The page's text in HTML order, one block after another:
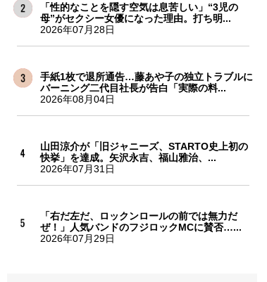
「性的なことを隠す空気は息苦しい」“3児の
母”がセクシー女優になった理由。打ち明...
2026年07月28日
手紙1枚で退所通告…藤あや子の独立トラブルに
バーニング二代目社長が告白「実際の料...
2026年08月04日
山田涼介が「旧ジャニーズ、STARTO史上初の
快挙」を達成。矢沢永吉、福山雅治、...
2026年07月31日
「右だ左だ、ロックンロールの前では無力だ
ぜ！」人気バンドのフジロックMCに賛否…...
2026年07月29日